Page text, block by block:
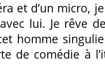
et d’un micro,
lui. Je rêve
homme
de comédie à